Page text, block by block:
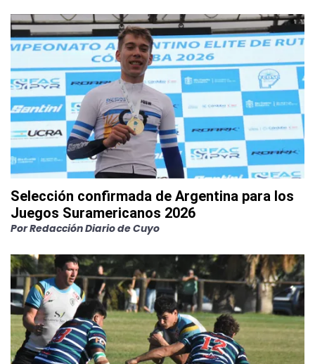
Selección confirmada de Argentina para los
Juegos Suramericanos 2026
PorRedacción Diario de Cuyo